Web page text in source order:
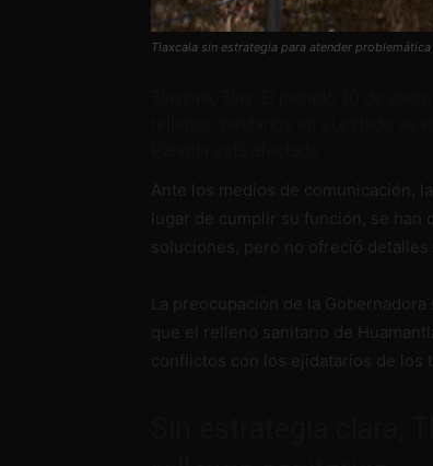
Tlaxcala sin estrategia para atender
Ante los medios de comunicación,
lugar de cumplir su función, se
soluciones, pero no ofreció
La preocupación de la
que el relleno sanitario de
conflictos con los ejidatarios de los